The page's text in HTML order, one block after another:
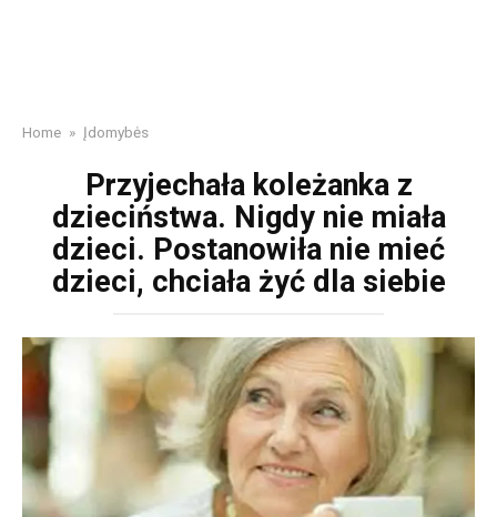
Home » Įdomybės
Przyjechała koleżanka z
dzieciństwa. Nigdy nie miała
dzieci. Postanowiła nie mieć
dzieci, chciała żyć dla siebie